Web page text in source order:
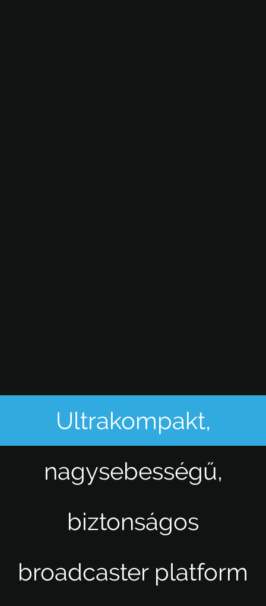
Ultrakompakt,
nagysebességű,
biztonságos
broadcaster platform